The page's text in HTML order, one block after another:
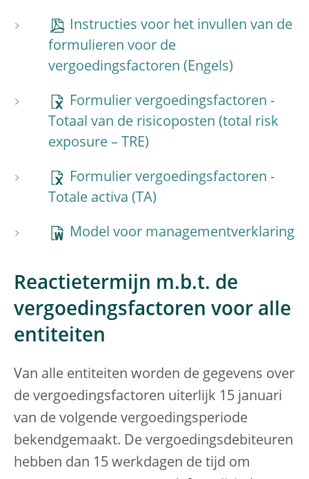
Instructies voor het invullen van de
formulieren voor de
vergoedingsfactoren
Formulier vergoedingsfactoren -
Totaal van de risicoposten (total risk
exposure – TRE)
Formulier vergoedingsfactoren -
Totale activa (TA)
Model voor managementverklaring
Reactietermijn m.b.t. de
vergoedingsfactoren voor alle
entiteiten
Van alle entiteiten worden de gegevens over
de vergoedingsfactoren uiterlijk 15 januari
van de volgende vergoedingsperiode
bekendgemaakt. De vergoedingsdebiteuren
hebben dan 15 werkdagen de tijd om